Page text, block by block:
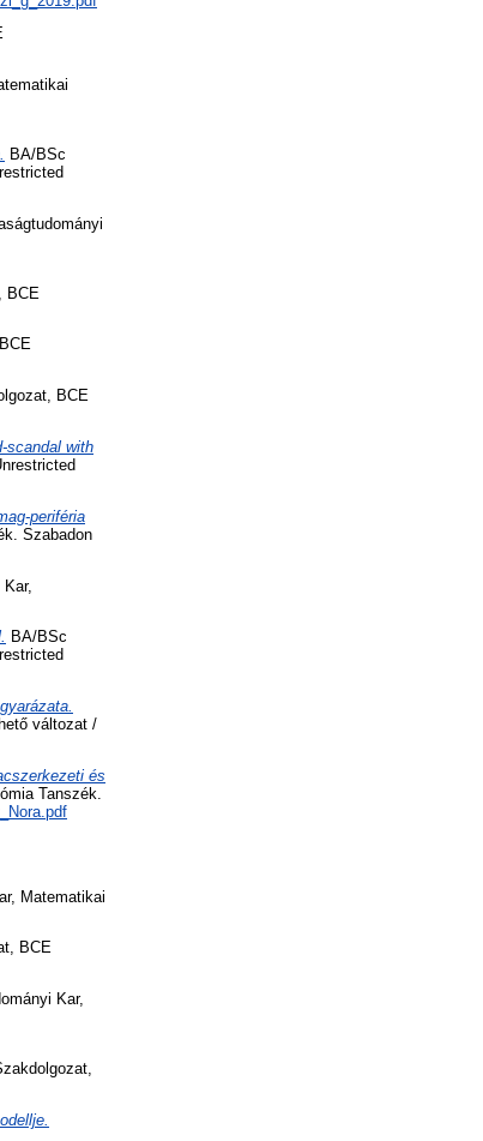
BA/BSc
BCE
BCE
scandal with
periféria
Szabadon
BA/BSc
változat /
és
Tanszék.
Matematikai
BCE
Kar,